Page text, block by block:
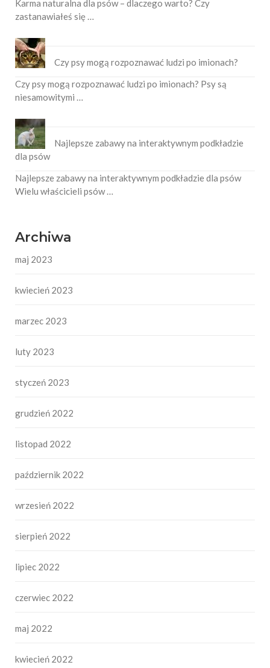
Karma naturalna dla psów – dlaczego warto? Czy
zastanawiałeś się …
Czy psy mogą rozpoznawać ludzi po imionach?
Czy psy mogą rozpoznawać ludzi po imionach? Psy są
niesamowitymi …
Najlepsze zabawy na interaktywnym podkładzie
dla psów
Najlepsze zabawy na interaktywnym podkładzie dla psów
Wielu właścicieli psów …
Archiwa
maj 2023
kwiecień 2023
marzec 2023
luty 2023
styczeń 2023
grudzień 2022
listopad 2022
październik 2022
wrzesień 2022
sierpień 2022
lipiec 2022
czerwiec 2022
maj 2022
kwiecień 2022